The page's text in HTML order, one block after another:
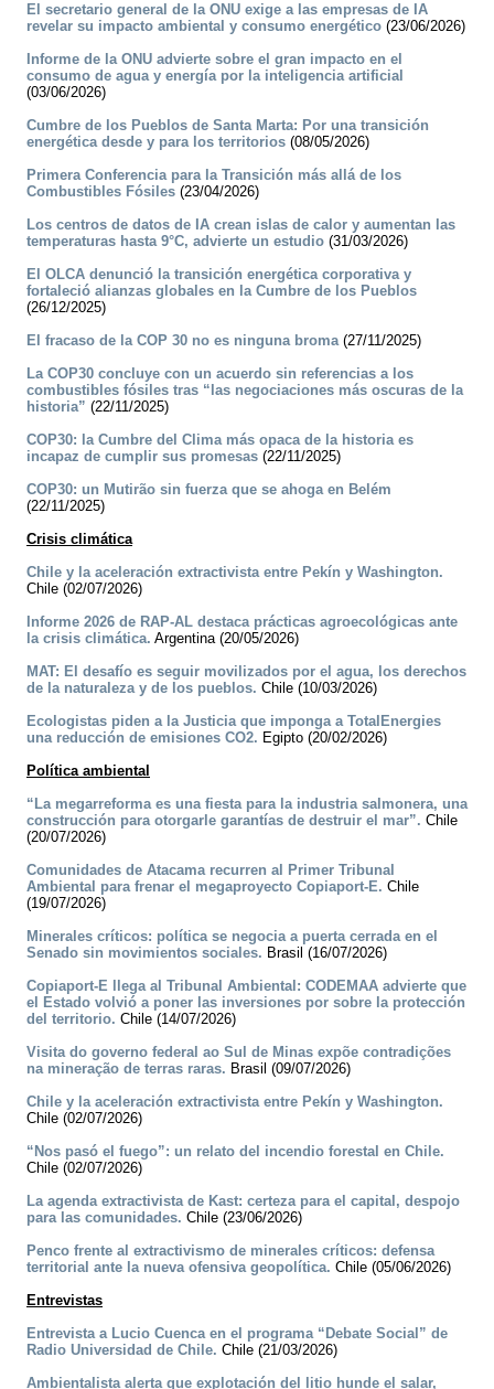
El secretario general de la ONU exige a las empresas de IA
revelar su impacto ambiental y consumo energético (23/06/2026)
Informe de la ONU advierte sobre el gran impacto en el
consumo de agua y energía por la inteligencia artificial
(03/06/2026)
Cumbre de los Pueblos de Santa Marta: Por una transición
energética desde y para los territorios (08/05/2026)
Primera Conferencia para la Transición más allá de los
Combustibles Fósiles (23/04/2026)
Los centros de datos de IA crean islas de calor y aumentan las
temperaturas hasta 9°C, advierte un estudio (31/03/2026)
El OLCA denunció la transición energética corporativa y
fortaleció alianzas globales en la Cumbre de los Pueblos
(26/12/2025)
El fracaso de la COP 30 no es ninguna broma(27/11/2025)
La COP30 concluye con un acuerdo sin referencias a los
combustibles fósiles tras “las negociaciones más oscuras de la
historia” (22/11/2025)
COP30: la Cumbre del Clima más opaca de la historia es
incapaz de cumplir sus promesas (22/11/2025)
COP30: un Mutirão sin fuerza que se ahoga en Belém
(22/11/2025)
Crisis climática
Chile y la aceleración extractivista entre Pekín y Washington.
Chile (02/07/2026)
Informe 2026 de RAP-AL destaca prácticas agroecológicas ante
la crisis climática. Argentina (20/05/2026)
MAT: El desafío es seguir movilizados por el agua, los derechos
de la naturaleza y de los pueblos. Chile (10/03/2026)
Ecologistas piden a la Justicia que imponga a TotalEnergies
una reducción de emisiones CO2. Egipto (20/02/2026)
Política ambiental
“La megarreforma es una fiesta para la industria salmonera, una
construcción para otorgarle garantías de destruir el mar”. Chile
(20/07/2026)
Comunidades de Atacama recurren al Primer Tribunal
Ambiental para frenar el megaproyecto Copiaport-E. Chile
(19/07/2026)
Minerales críticos: política se negocia a puerta cerrada en el
Senado sin movimientos sociales. Brasil (16/07/2026)
Copiaport-E llega al Tribunal Ambiental: CODEMAA advierte que
el Estado volvió a poner las inversiones por sobre la protección
del territorio. Chile (14/07/2026)
Visita do governo federal ao Sul de Minas expõe contradições
na mineração de terras raras. Brasil (09/07/2026)
Chile y la aceleración extractivista entre Pekín y Washington.
Chile (02/07/2026)
“Nos pasó el fuego”: un relato del incendio forestal en Chile.
Chile (02/07/2026)
La agenda extractivista de Kast: certeza para el capital, despojo
para las comunidades. Chile (23/06/2026)
Penco frente al extractivismo de minerales críticos: defensa
territorial ante la nueva ofensiva geopolítica. Chile (05/06/2026)
Entrevistas
Entrevista a Lucio Cuenca en el programa “Debate Social” de
Radio Universidad de Chile. Chile (21/03/2026)
Ambientalista alerta que explotación del litio hunde el salar,